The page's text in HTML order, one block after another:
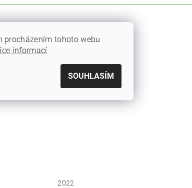
2022
procházením tohoto webu
informací
SOUHLASÍM